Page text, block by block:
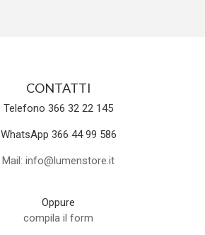
CONTATTI
Telefono 366 32 22 145
WhatsApp 366 44 99 586
Mail: info@lumenstore.it
Oppure
compila il form